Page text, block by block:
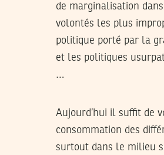
de marginalisation
volontés les plus
politique porté par la
et les politiques
…
Aujourd’hui il suffit de
consommation des
surtout dans le milieu